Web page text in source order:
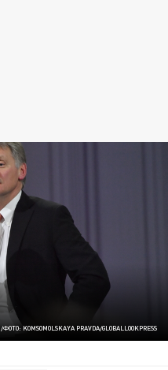
/ФОТО: KOMSOMOLSKAYA PRAVDA/GLOBALLOOKPRESS